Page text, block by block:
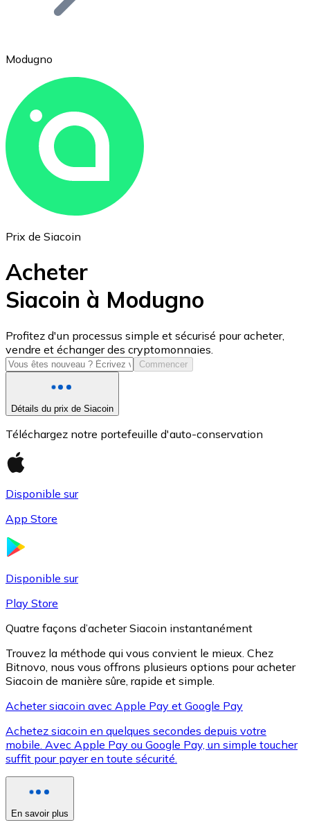
Ethereum
ETH
USD Coin
USDC
XRP
XRP
Voir toutes
Modugno
Prix de Siacoin
Acheter
Siacoin à Modugno
Profitez d'un processus simple et sécurisé pour acheter,
vendre et échanger des cryptomonnaies.
Commencer
Détails du prix de Siacoin
Téléchargez notre portefeuille d'auto-conservation
Disponible sur
App Store
Disponible sur
Play Store
Quatre façons d’acheter Siacoin instantanément
Trouvez la méthode qui vous convient le mieux. Chez
Bitnovo, nous vous offrons plusieurs options pour acheter
Siacoin de manière sûre, rapide et simple.
Acheter siacoin avec Apple Pay et Google Pay
Achetez siacoin en quelques secondes depuis votre
mobile. Avec Apple Pay ou Google Pay, un simple toucher
suffit pour payer en toute sécurité.
En savoir plus